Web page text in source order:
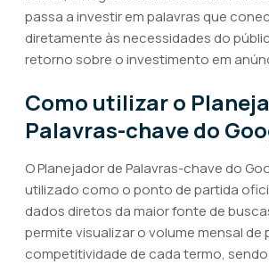
passa a investir em palavras que
diretamente às necessidades do
retorno sobre o investimento em
Como utilizar o
Palavras-chave do
O Planejador de Palavras-chave do
utilizado como o ponto de partida
dados diretos da maior fonte de
permite visualizar o volume mensal de
competitividade de cada termo,